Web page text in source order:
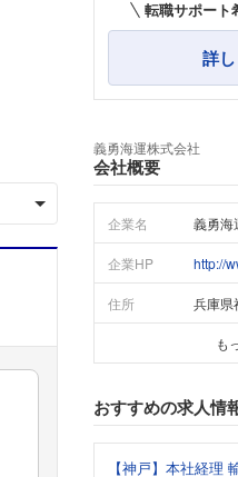
転職サポート
詳
義勇海運株式会社
会社概要
企業名 義勇海
企業HP http://
住所 兵庫県
も
おすすめの求人情
【神戸】本社経理